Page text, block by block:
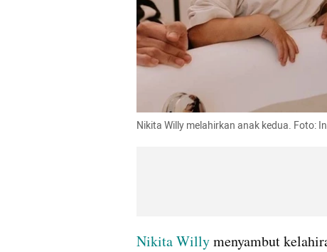
Nikita Willy melahirkan anak kedua. Foto:
Nikita Willy menyambut